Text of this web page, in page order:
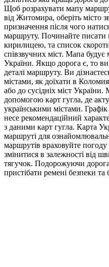
Щоб розрахувати мапу
від Житомира, оберіть місто
призначення після чого
маршруту. Починайте писати
кирилицею, та список
співзвучних міст. Мапа
України. Якщо дорога є, то
деталі маршруту. Ви
містами, як доїхати в
або до сусідніх міст
допомогою карт гугла, де
українськими містами.
несе рекомендаційний
з даними карт гугла. Карта
маршруті для
маршрутів враховуйте
змінитися в залежності від
тягучок. Подорожуючи
пристібати ремені безпеки